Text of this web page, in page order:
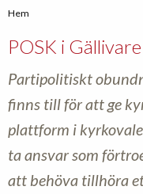
Hem
POSK i
Partipolitiskt
finns till för att ge
plattform i
ta ansvar som
att behöva tillhöra